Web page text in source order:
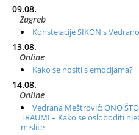
09.08.
Zagreb
Konstelacije SIKON s
13.08.
Online
Kako se nositi s emocijama?
14.08.
Online
Vedrana Meštrović: ONO
TRAUMI – Kako se osloboditi
mislite